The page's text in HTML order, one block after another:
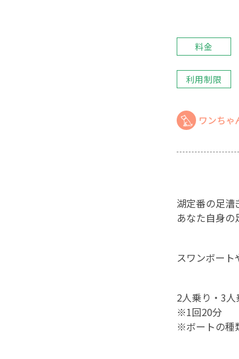
料金
利用制限
ワンちゃ
湖定番の足漕
あなた自身の
スワンボート
2人乗り・3人
※1回20分
※ボートの種